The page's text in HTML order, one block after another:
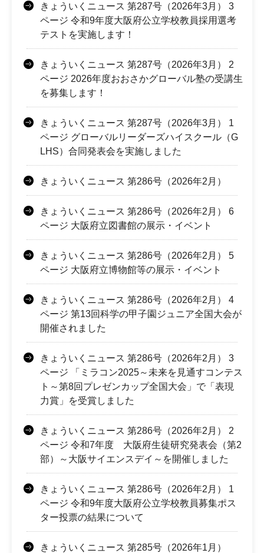
きょういくニュース 第287号（2026年3月） 3
ページ 令和9年度大阪府公立学校教員採用選考
テストを実施します！
きょういくニュース 第287号（2026年3月） 2
ページ 2026年度おおさかグローバル塾の受講生
を募集します！
きょういくニュース 第287号（2026年3月） 1
ページ グローバルリーダーズハイスクール（G
LHS）合同発表会を実施しました
きょういくニュース 第286号（2026年2月）
きょういくニュース 第286号（2026年2月） 6
ページ 大阪府立図書館の展示・イベント
きょういくニュース 第286号（2026年2月） 5
ページ 大阪府立博物館等の展示・イベント
きょういくニュース 第286号（2026年2月） 4
ページ 第13回科学の甲子園ジュニア全国大会が
開催されました
きょういくニュース 第286号（2026年2月） 3
ページ 「ミラコン2025～未来を見通すコンテス
ト～第8回プレゼンカップ全国大会」で「表現
力賞」を受賞しました
きょういくニュース 第286号（2026年2月） 2
ページ 令和7年度 大阪府生徒研究発表会（第2
部）～大阪サイエンスデイ～を開催しました
きょういくニュース 第286号（2026年2月） 1
ページ 令和9年度大阪府公立学校教員募集ポス
ター投票の結果について
きょういくニュース 第285号（2026年1月）